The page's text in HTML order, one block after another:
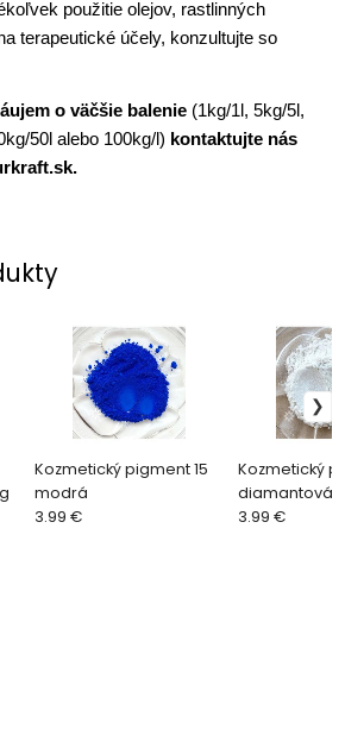
použitie olejov, rastlinných
terapeutické účely, konzultujte so
o väčšie balenie (1kg/1l, 5kg/5l,
50l alebo 100kg/l) kontaktujte nás
Kozmetický pigment 15
modrá
3.99 €
Kozmetický
diamantová
3.99 €